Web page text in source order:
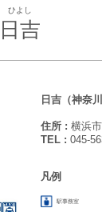
ひよし
日吉
日吉（神奈川
住所 : 横浜
TEL : 045-
凡例
駅事務室